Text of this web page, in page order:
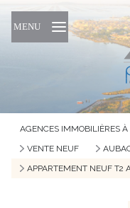
MENU
AGENCES IMMOBILIÈRES
VENTE NEUF
APPARTEMENT NEUF T2